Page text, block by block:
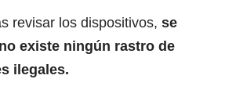
revisar los dispositivos, se
existe ningún rastro de
ilegales.